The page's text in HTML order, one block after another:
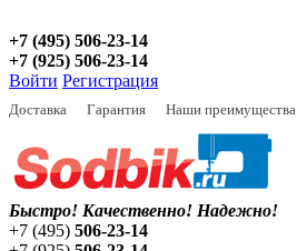
+7 (495) 506-23-14
+7 (925) 506-23-14
Войти Регистрация
Доставка Гарантия Наши преимущества
Быстро! Качественно! Надежно!
+7 (495) 506-23-14